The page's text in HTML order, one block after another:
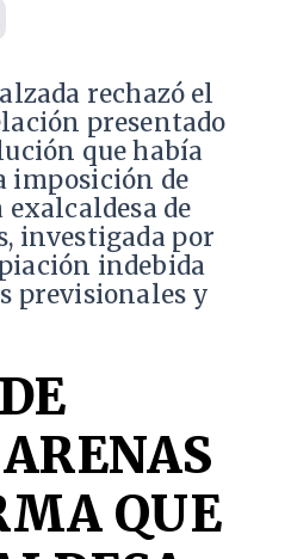
rechazó el
presentado
que había
imposición de
de
investigada por
indebida
previsionales y
QUE